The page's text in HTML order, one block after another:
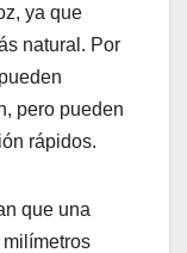
ya que
natural. Por
pero pueden
rápidos.
que una